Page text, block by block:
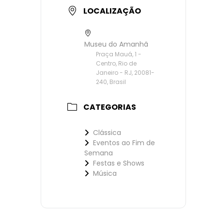
LOCALIZAÇÃO
Museu do Amanhã
Praça Mauá, 1 -
Centro, Rio de
Janeiro - RJ, 20081-
240, Brasil
CATEGORIAS
Clássica
Eventos ao Fim de
Semana
Festas e Shows
Música